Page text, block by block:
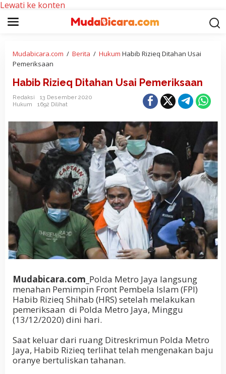
Lewati ke konten
Mudabicara.com / Berita / Hukum Habib Rizieq Ditahan Usai
Pemeriksaan
Habib Rizieq Ditahan Usai Pemeriksaan
Redaksi
13 Desember 2020
Hukum
1692 Dilihat
Mudabicara.com_ Polda Metro Jaya langsung
menahan Pemimpin Front Pembela Islam (FPI)
Habib Rizieq Shihab (HRS) setelah melakukan
pemeriksaan di Polda Metro Jaya, Minggu
(13/12/2020) dini hari.
Saat keluar dari ruang Ditreskrimun Polda Metro
Jaya, Habib Rizieq terlihat telah mengenakan baju
oranye bertuliskan tahanan.